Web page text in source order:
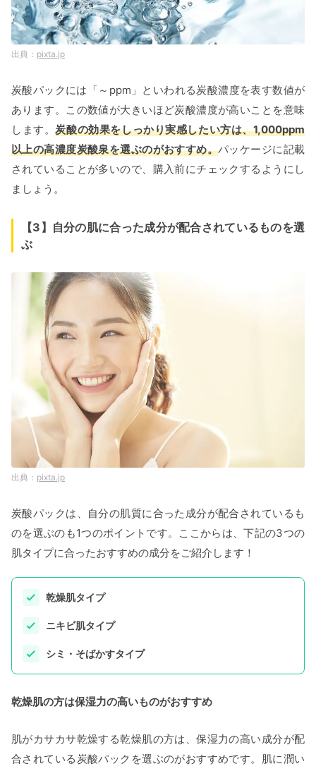
pixta.jp
炭酸パックには「～ppm」といわれる炭酸濃度を表す数値が
あります。この数値が大きいほど炭酸濃度が高いことを意味
します。炭酸の効果をしっかり実感したい方は、1,000ppm
以上の高濃度炭酸泉を選ぶのがおすすめ。パッケージに記載
されていることが多いので、購入前にチェックするようにし
ましょう。
【3】自分の肌に合った成分が配合されているものを選
ぶ
pixta.jp
炭酸パックは、自分の肌質に合った成分が配合されているも
のを選ぶのも1つのポイントです。ここからは、下記の3つの
肌タイプに合ったおすすめの成分をご紹介します！
乾燥肌タイプ
ニキビ肌タイプ
シミ・そばかすタイプ
乾燥肌の方は保湿力の高いものがおすすめ
肌がカサカサ乾燥する乾燥肌の方は、保湿力の高い成分が配
合されている炭酸パックを選ぶのがおすすめです。肌に潤い